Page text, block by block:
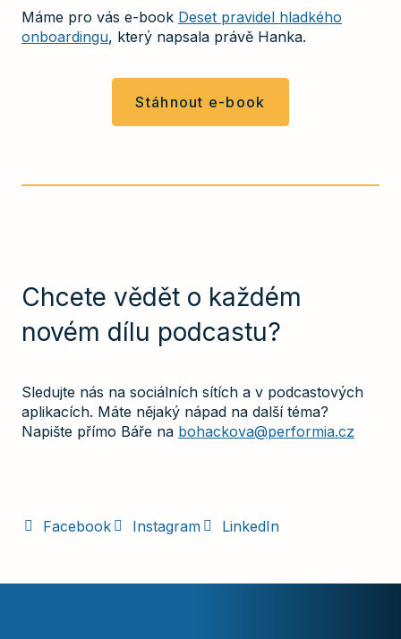
Máme pro vás e-book Deset pravidel hladkého
onboardingu, který napsala právě Hanka.
Stáhnout e-book
Chcete vědět o každém
novém dílu podcastu?
Sledujte nás na sociálních sítích a v podcastových
aplikacích. Máte nějaký nápad na další téma?
Napište přímo Báře na bohackova@performia.cz
Facebook Instagram LinkedIn